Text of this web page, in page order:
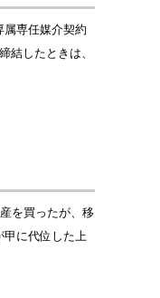
専任媒介契約
結したときは、
を買ったが、移
甲に代位した上